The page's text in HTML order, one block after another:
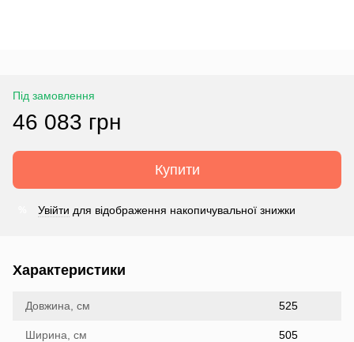
Під замовлення
46 083 грн
Купити
Увійти для відображення накопичувальної знижки
Характеристики
Довжина, см 525
Ширина, см 505